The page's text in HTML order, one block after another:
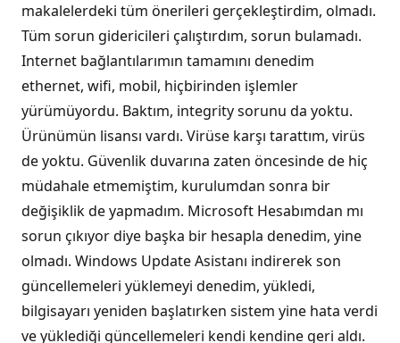
makalelerdeki tüm önerileri gerçekleştirdim, olmadı.
Tüm sorun gidericileri çalıştırdım, sorun bulamadı.
Internet bağlantılarımın tamamını denedim
ethernet, wifi, mobil, hiçbirinden işlemler
yürümüyordu. Baktım, integrity sorunu da yoktu.
Ürünümün lisansı vardı. Virüse karşı tarattım, virüs
de yoktu. Güvenlik duvarına zaten öncesinde de hiç
müdahale etmemiştim, kurulumdan sonra bir
değişiklik de yapmadım. Microsoft Hesabımdan mı
sorun çıkıyor diye başka bir hesapla denedim, yine
olmadı. Windows Update Asistanı indirerek son
güncellemeleri yüklemeyi denedim, yükledi,
bilgisayarı yeniden başlatırken sistem yine hata verdi
ve yüklediği güncellemeleri kendi kendine geri aldı.